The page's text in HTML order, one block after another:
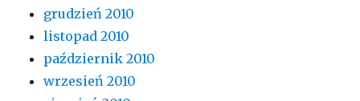
grudzień 2010
listopad 2010
październik 2010
wrzesień 2010